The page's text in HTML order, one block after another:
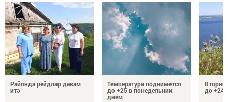
Районда рейдлар дәвам
итә
Температура поднимется
до +25 в понедельник
днём
до +24